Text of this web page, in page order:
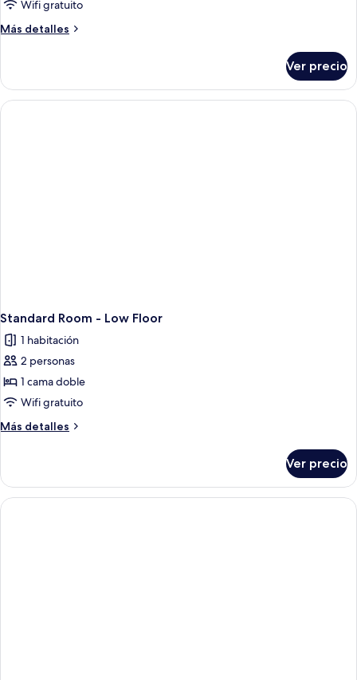
Wifi gratuito
Más detalles
Más
estándar
Ver precio
Standard Room - Low Floor
1 habitación
2 personas
1 cama doble
Wifi gratuito
Más detalles
Más
Room
Low
Ver precio